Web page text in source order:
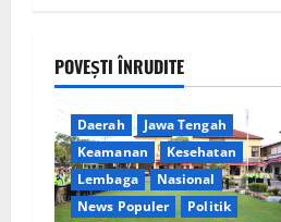
POVEȘTI ÎNRUDITE
Daerah
Jawa Tengah
Keamanan
Kesehatan
Lembaga
Nasional
News Populer
Politik